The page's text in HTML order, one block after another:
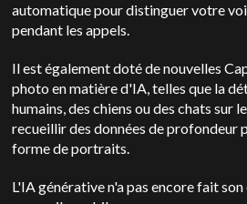
automatique pour distinguer votre
pendant les appels.
Il est également doté de nouvelles
photo en matière d'IA, telles que la
humains, des chiens ou des chats sur
recueillir des données de profondeur
forme de portraits.
L'IA générative n'a pas encore fait son